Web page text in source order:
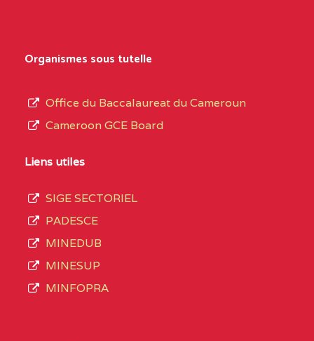
Organismes sous tutelle
Office du Baccalaureat du Cameroun
Cameroon GCE Board
Liens utiles
SIGE SECTORIEL
PADESCE
MINEDUB
MINESUP
MINFOPRA